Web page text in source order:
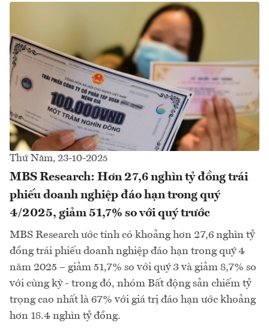
Thứ Năm, 23-10-2025
MBS Research: Hơn 27,6 nghìn tỷ đồng trái
phiếu doanh nghiệp đáo hạn trong quý
4/2025, giảm 51,7% so với quý trước
MBS Research ước tính có khoảng hơn 27,6 nghìn tỷ
đồng trái phiếu doanh nghiệp đáo hạn trong quý 4
năm 2025 – giảm 51,7% so với quý 3 và giảm 8,7% so
với cùng kỳ - trong đó, nhóm Bất động sản chiếm tỷ
trọng cao nhất là 67% với giá trị đáo hạn ước khoảng
hơn 18.4 nghìn tỷ đồng.